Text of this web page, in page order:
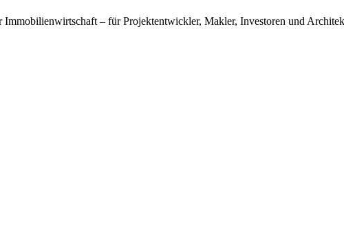
Immobilienwirtschaft – für Projektentwickler, Makler, Investoren und